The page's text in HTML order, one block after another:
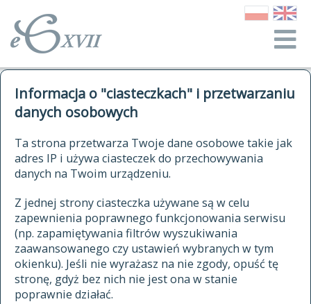
Informacja o "ciasteczkach" i przetwarzaniu
danych osobowych
Ta strona przetwarza Twoje dane osobowe takie jak
adres IP i używa ciasteczek do przechowywania
danych na Twoim urządzeniu.
Z jednej strony ciasteczka używane są w celu
zapewnienia poprawnego funkcjonowania serwisu
(np. zapamiętywania filtrów wyszukiwania
zaawansowanego czy ustawień wybranych w tym
okienku). Jeśli nie wyrażasz na nie zgody, opuść tę
stronę, gdyż bez nich nie jest ona w stanie
poprawnie działać.
autorzy Słownika
historia
publikacje
źródła
autorzy tekstów źródłowych
zasady opracowania
statystyki
najnowsze hasła
ostatnio zmodyfikowane hasła
kwerendy
jak cytować Słownik
ELEKTRONICZNY SŁOWNIK
JĘZYKA POLSKIEGO
XVII I XVIII WIEKU
znajdź hasła
zaczynające się od